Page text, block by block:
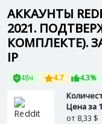
АККАУНТЫ
2021.
КОМПЛЕКТЕ).
IP
48ч 4.7 4.3%
Цена за
от 8,33 $